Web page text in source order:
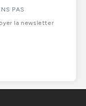
PAS
la newsletter